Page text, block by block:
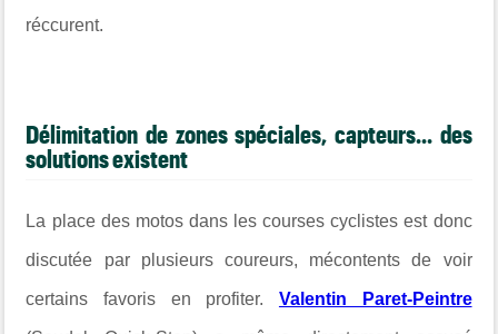
réccurent.
Délimitation de zones spéciales, capteurs... des
solutions existent
La place des motos dans les courses cyclistes est donc
discutée par plusieurs coureurs, mécontents de voir
certains favoris en profiter. Valentin Paret-Peintre